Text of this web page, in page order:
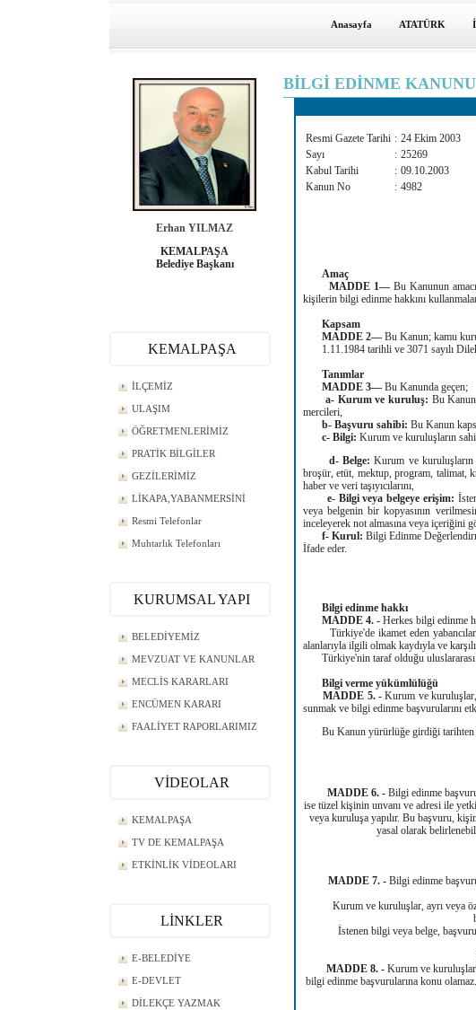
Anasayfa ATATÜRK
Erhan YILMAZ
KEMALPAŞA
Belediye Başkanı
KEMALPAŞA
İLÇEMİZ
ULAŞIM
ÖĞRETMENLERİMİZ
PRATİK BİLGİLER
GEZİLERİMİZ
LİKAPA,YABANMERSİNİ
Resmi Telefonlar
Muhtarlık Telefonları
KURUMSAL YAPI
BELEDİYEMİZ
MEVZUAT VE KANUNLAR
MECLİS KARARLARI
ENCÜMEN KARARI
FAALİYET RAPORLARIMIZ
VİDEOLAR
KEMALPAŞA
TV DE KEMALPAŞA
ETKİNLİK VİDEOLARI
LİNKLER
E-BELEDİYE
E-DEVLET
DİLEKÇE YAZMAK
BİLGİ EDİNME KANUNU
Resmi Gazete Tarihi : 24 Ekim 2003
Sayı
: 25269
Kabul Tarihi
: 09.10.2003
Kanun No
: 4982
Amaç
MADDE 1—Bu Kanunun
kişilerin bilgi edinme hakkını
Kapsam
MADDE 2— Bu Kanun; kamu
1.11.1984 tarihli ve 3071 sayılı
Tanımlar
MADDE 3— Bu Kanunda geçen;
a- Kurum ve kuruluş: Bu
mercileri,
b- Başvuru sahibi: Bu Kanun
c- Bilgi: Kurum ve kuruluşların
d- Belge:Kurum ve kuruluşların
broşür, etüt, mektup, program, talimat,
haber ve veri taşıyıcılarını,
e- Bilgi veya belgeye erişim:
veya belgenin bir kopyasının
inceleyerek not almasına veya içeriğini
f- Kurul: Bilgi Edinme
İfade eder.
Bilgi edinme hakkı
MADDE 4. - Herkes bilgi edinme
Türkiye'de ikamet eden yabancılar
alanlarıyla ilgili olmak kaydıyla ve
Türkiye'nin taraf olduğu uluslararası
Bilgi verme yükümlülüğü
MADDE 5. -Kurum ve kuruluşlar,
sunmak ve bilgi edinme başvurularını
Bu Kanun yürürlüğe girdiği tarihten
MADDE 6. - Bilgi edinme
ise tüzel kişinin unvanı ve adresi ile
veya kuruluşa yapılır. Bu başvuru,
yasal olarak
MADDE 7. - Bilgi edinme
Kurum ve kuruluşlar, ayrı veya
İstenen bilgi veya belge,
MADDE 8. - Kurum ve
bilgi edinme başvurularına konu